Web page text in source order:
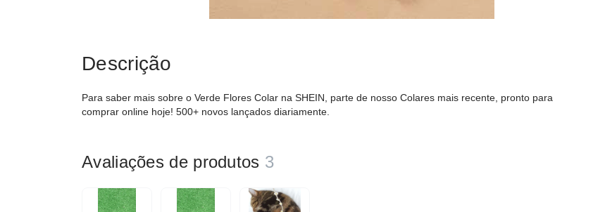
Descrição
Para saber mais sobre o Verde Flores Colar na SHEIN, parte de nosso Colares mais recente, pronto para
comprar online hoje! 500+ novos lançados diariamente.
Avaliações de produtos 3